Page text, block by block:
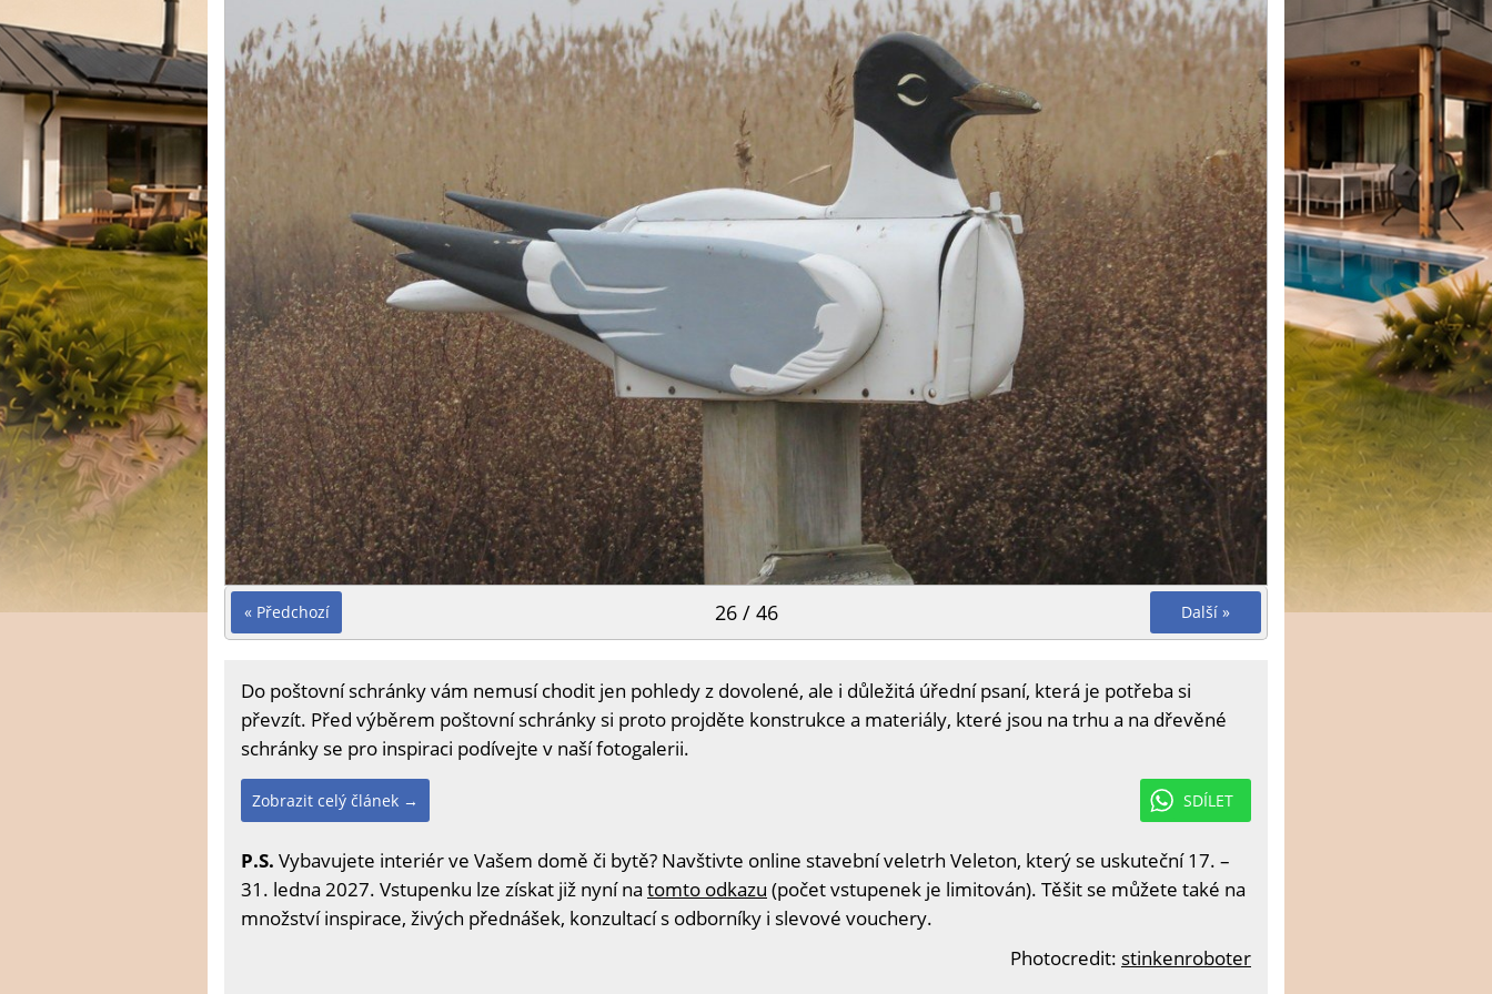
« Předchozí Další »
26 / 46
Do poštovní schránky vám nemusí chodit jen pohledy z dovolené, ale i důležitá úřední psaní, která je potřeba si
převzít. Před výběrem poštovní schránky si proto projděte konstrukce a materiály, které jsou na trhu a na dřevěné
schránky se pro inspiraci podívejte v naší fotogalerii.
SDÍLET
Zobrazit celý článek →
P.S. Vybavujete interiér ve Vašem domě či bytě? Navštivte online stavební veletrh Veleton, který se uskuteční 17. –
31. ledna 2027. Vstupenku lze získat již nyní na tomto odkazu (počet vstupenek je limitován). Těšit se můžete také na
množství inspirace, živých přednášek, konzultací s odborníky i slevové vouchery.
Photocredit: stinkenroboter